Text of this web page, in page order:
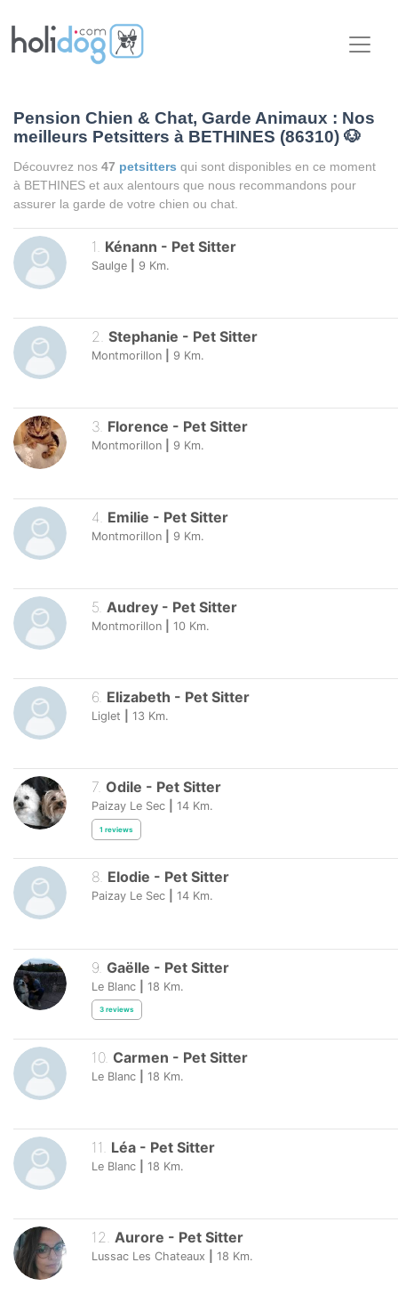
Pension Chien & Chat, Garde Animaux : Nos
meilleurs Petsitters à BETHINES (86310) 🐶
Découvrez nos 47 petsitters qui sont disponibles en ce moment
à BETHINES et aux alentours que nous recommandons pour
assurer la garde de votre chien ou chat.
1. Kénann - Pet Sitter
Saulge 9 Km.
2. Stephanie - Pet Sitter
Montmorillon 9 Km.
3. Florence - Pet Sitter
Montmorillon 9 Km.
4 Emilie - Pet Sitter
Montmorillon 9 Km.
5 Audrey - Pet Sitter
Montmorillon 10 Km.
6. Elizabeth - Pet Sitter
Liglet 13 Km.
7. Odile - Pet Sitter
Paizay Le Sec 14 Km.
1 reviews
8. Elodie - Pet Sitter
Paizay Le Sec 14 Km.
9 Gaëlle - Pet Sitter
Le Blanc 18 Km.
3 reviews
10. Carmen - Pet Sitter
Le Blanc 18 Km.
11 Léa - Pet Sitter
Le Blanc 18 Km.
12. Aurore - Pet Sitter
Lussac Les Chateaux 18 Km.